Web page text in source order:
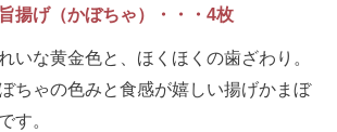
揚げ（かぼちゃ）・・・4枚
いな黄金色と、ほくほくの歯ざわり。
ちゃの色みと食感が嬉しい揚げかまぼ
す。